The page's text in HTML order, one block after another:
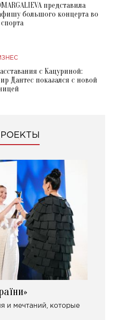
представила
большого концерта во
с Кацуриной:
Дантес показался с новой
и мечтаний, которые